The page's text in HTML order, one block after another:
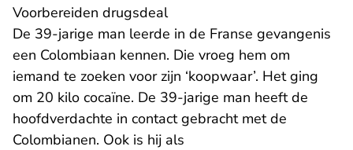
Voorbereiden drugsdeal
De 39-jarige man leerde in de Franse gevangenis
een Colombiaan kennen. Die vroeg hem om
iemand te zoeken voor zijn ‘koopwaar’. Het ging
om 20 kilo cocaïne. De 39-jarige man heeft de
hoofdverdachte in contact gebracht met de
Colombianen. Ook is hij als